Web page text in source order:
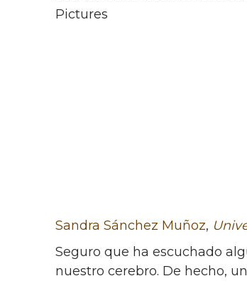
Pictures
Sandra Sánchez Muñoz,
Seguro que ha escuchado
nuestro cerebro. De hecho,